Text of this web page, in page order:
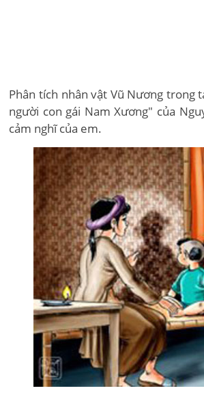
Phân tích nhân vật Vũ Nương trong
người con gái Nam Xương" của
cảm nghĩ của em.